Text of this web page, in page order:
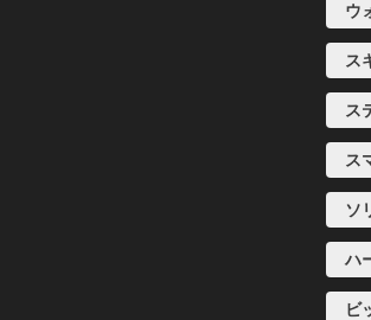
ウ
ス
ス
ス
ソ
ハ
ビ